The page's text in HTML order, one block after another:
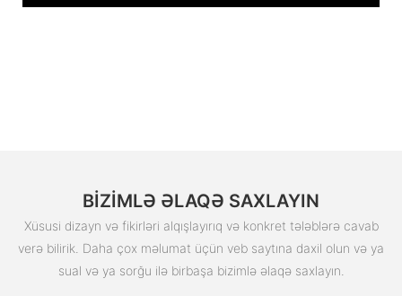
BIZIMLƏ ƏLAQƏ SAXLAYIN
Xüsusi dizayn və fikirləri alqışlayırıq və konkret tələblərə cavab
verə bilirik. Daha çox məlumat üçün veb saytına daxil olun və ya
sual və ya sorğu ilə birbaşa bizimlə əlaqə saxlayın.